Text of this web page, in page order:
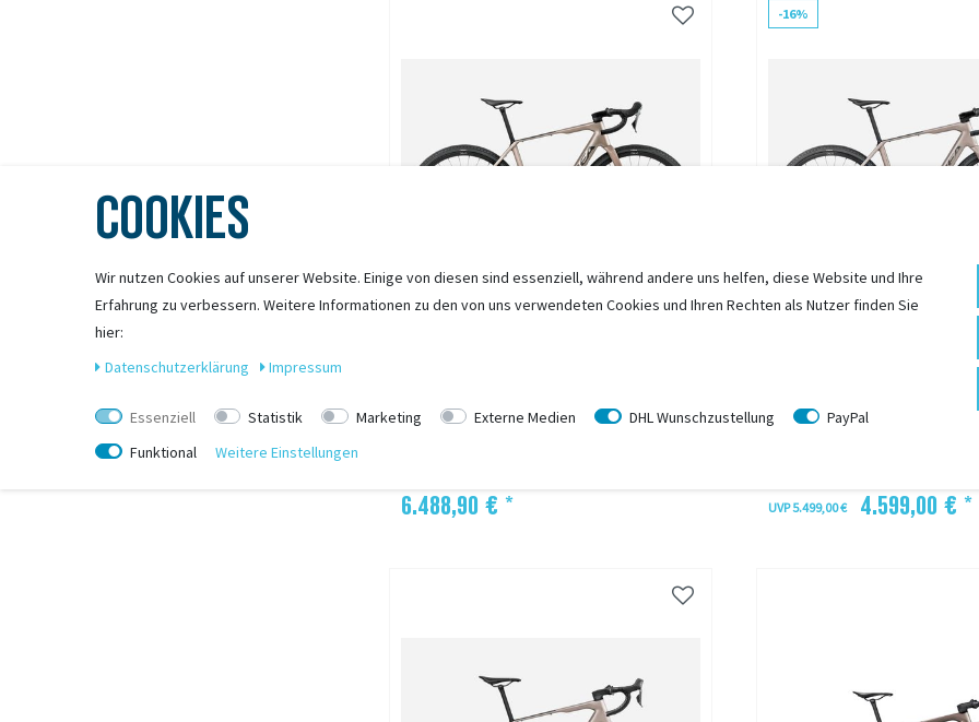
6.488,90 € *
-16%
UVP 5.499,00 € 4.599,00 € *
COOKIES
Wir nutzen Cookies auf unserer Website. Einige von diesen sind essenziell, während andere uns helfen, diese Website und Ihre
Erfahrung zu verbessern. Weitere Informationen zu den von uns verwendeten Cookies und Ihren Rechten als Nutzer finden Sie
hier:
Daten­schutz­erklärung
Impressum
Essenziell Statistik Marketing Externe Medien DHL Wunschzustellung
PayPal
Funktional
Weitere Einstellungen